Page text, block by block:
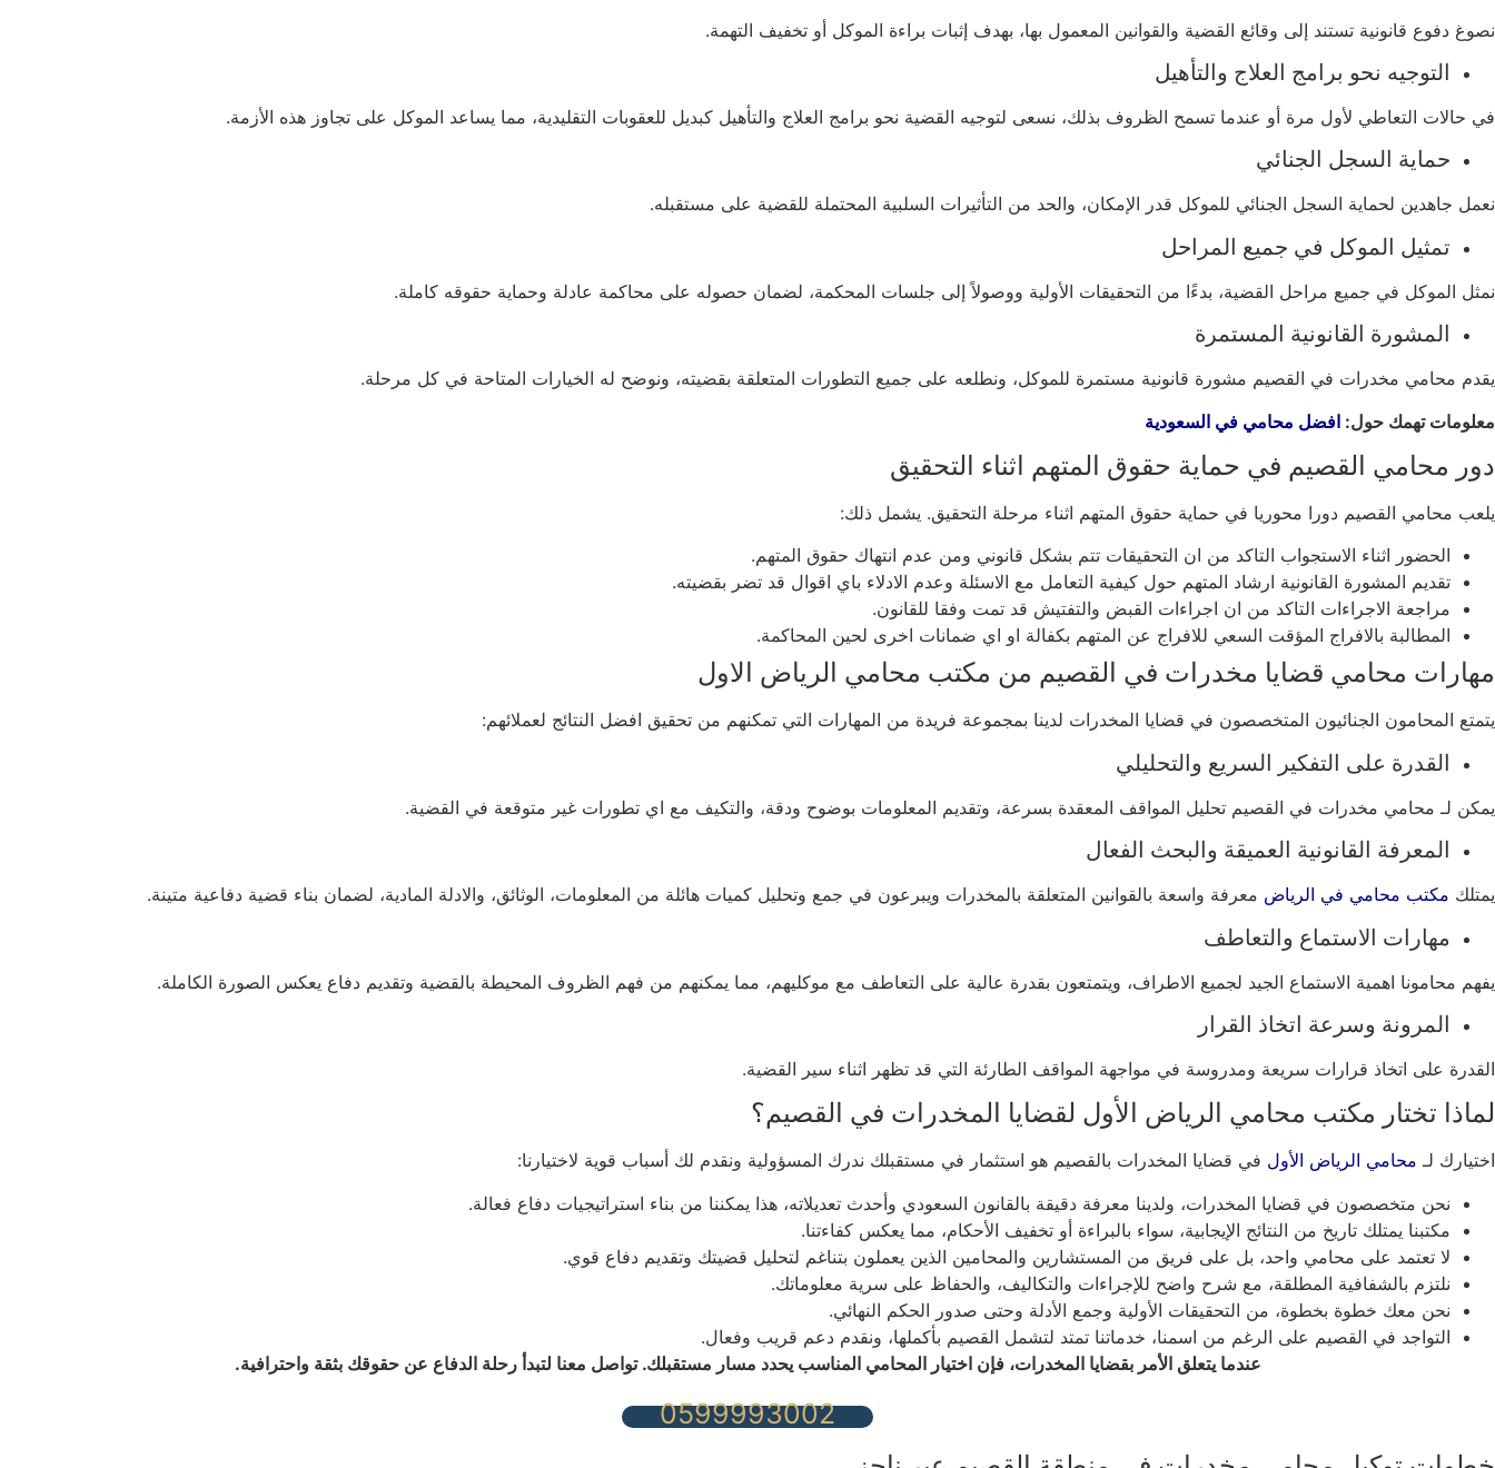
نصوغ دفوع قانونية تستند إلى وقائع القضية والقوانين المعمول بها، بهدف إثبات براءة الموكل أو تخفيف التهمة.
التوجيه نحو برامج العلاج والتأهيل
في حالات التعاطي لأول مرة أو عندما تسمح الظروف بذلك، نسعى لتوجيه القضية نحو برامج العلاج والتأهيل كبديل للعقوبات التقليدية، مما يساعد الموكل على تجاوز هذه الأزمة.
حماية السجل الجنائي
نعمل جاهدين لحماية السجل الجنائي للموكل قدر الإمكان، والحد من التأثيرات السلبية المحتملة للقضية على مستقبله.
تمثيل الموكل في جميع المراحل
نمثل الموكل في جميع مراحل القضية، بدءًا من التحقيقات الأولية ووصولاً إلى جلسات المحكمة، لضمان حصوله على محاكمة عادلة وحماية حقوقه كاملة.
المشورة القانونية المستمرة
يقدم محامي مخدرات في القصيم مشورة قانونية مستمرة للموكل، ونطلعه على جميع التطورات المتعلقة بقضيته، ونوضح له الخيارات المتاحة في كل مرحلة.
معلومات تهمك حول: افضل محامي في السعودية
دور محامي القصيم في حماية حقوق المتهم اثناء التحقيق
يلعب محامي القصيم دورا محوريا في حماية حقوق المتهم اثناء مرحلة التحقيق. يشمل ذلك:
الحضور اثناء الاستجواب التاكد من ان التحقيقات تتم بشكل قانوني ومن عدم انتهاك حقوق المتهم.
تقديم المشورة القانونية ارشاد المتهم حول كيفية التعامل مع الاسئلة وعدم الادلاء باي اقوال قد تضر بقضيته.
مراجعة الاجراءات التاكد من ان اجراءات القبض والتفتيش قد تمت وفقا للقانون.
المطالبة بالافراج المؤقت السعي للافراج عن المتهم بكفالة او اي ضمانات اخرى لحين المحاكمة.
مهارات محامي قضايا مخدرات في القصيم من مكتب محامي الرياض الاول
يتمتع المحامون الجنائيون المتخصصون في قضايا المخدرات لدينا بمجموعة فريدة من المهارات التي تمكنهم من تحقيق افضل النتائج لعملائهم:
القدرة على التفكير السريع والتحليلي
يمكن لـ محامي مخدرات في القصيم تحليل المواقف المعقدة بسرعة، وتقديم المعلومات بوضوح ودقة، والتكيف مع اي تطورات غير متوقعة في القضية.
المعرفة القانونية العميقة والبحث الفعال
يمتلك مكتب محامي في الرياض معرفة واسعة بالقوانين المتعلقة بالمخدرات ويبرعون في جمع وتحليل كميات هائلة من المعلومات، الوثائق، والادلة المادية، لضمان بناء قضية دفاعية متينة.
مهارات الاستماع والتعاطف
يفهم محامونا اهمية الاستماع الجيد لجميع الاطراف، ويتمتعون بقدرة عالية على التعاطف مع موكليهم، مما يمكنهم من فهم الظروف المحيطة بالقضية وتقديم دفاع يعكس الصورة الكاملة.
المرونة وسرعة اتخاذ القرار
القدرة على اتخاذ قرارات سريعة ومدروسة في مواجهة المواقف الطارئة التي قد تظهر اثناء سير القضية.
لماذا تختار مكتب محامي الرياض الأول لقضايا المخدرات في القصيم؟
اختيارك لـ محامي الرياض الأول في قضايا المخدرات بالقصيم هو استثمار في مستقبلك ندرك المسؤولية ونقدم لك أسباب قوية لاختيارنا:
نحن متخصصون في قضايا المخدرات، ولدينا معرفة دقيقة بالقانون السعودي وأحدث تعديلاته، هذا يمكننا من بناء استراتيجيات دفاع فعالة.
مكتبنا يمتلك تاريخ من النتائج الإيجابية، سواء بالبراءة أو تخفيف الأحكام، مما يعكس كفاءتنا.
لا تعتمد على محامي واحد، بل على فريق من المستشارين والمحامين الذين يعملون بتناغم لتحليل قضيتك وتقديم دفاع قوي.
نلتزم بالشفافية المطلقة، مع شرح واضح للإجراءات والتكاليف، والحفاظ على سرية معلوماتك.
نحن معك خطوة بخطوة، من التحقيقات الأولية وجمع الأدلة وحتى صدور الحكم النهائي.
التواجد في القصيم على الرغم من اسمنا، خدماتنا تمتد لتشمل القصيم بأكملها، ونقدم دعم قريب وفعال.
عندما يتعلق الأمر بقضايا المخدرات، فإن اختيار المحامي المناسب يحدد مسار مستقبلك. تواصل معنا لتبدأ رحلة الدفاع عن حقوقك بثقة واحترافية.
0599993002